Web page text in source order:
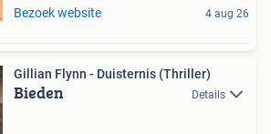
Bezoek website 4 aug 26
Gillian Flynn - Duisternis (Thriller)
Bieden Details